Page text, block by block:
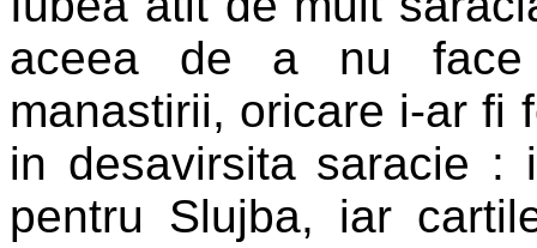
aceea de a nu face
manastirii, oricare i-ar fi
in desavirsita saracie :
pentru Slujba, iar